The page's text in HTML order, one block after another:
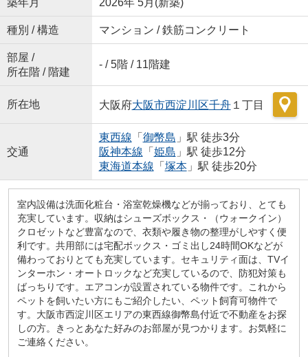
築年月 2026年 5月(新築)
種別 / 構造 マンション / 鉄筋コンクリート
部屋 /
所在階 / 階建
- / 5階 / 11階建
所在地 大阪府大阪市西淀川区千舟１丁目
交通
東西線 「 御幣島 」駅 徒歩3分
阪神本線 「 姫島 」駅 徒歩12分
東海道本線 「 塚本」駅 徒歩20分
室内設備は洗面化粧台・浴室乾燥機などが揃っており、とても
充実しています。収納はシューズボックス・（ウォークイン）
クロゼットなど豊富なので、衣類や履き物の整理がしやすく便
利です。共用部には宅配ボックス・ゴミ出し24時間OKなどが
備わっておりとても充実しています。セキュリティ面は、TVイ
ンターホン・オートロックなど充実しているので、防犯対策も
ばっちりです。エアコンが設置されている物件です。これから
ペットを飼いたい方にもご紹介したい、ペット飼育可物件で
す。大阪市西淀川区エリアの東西線御幣島付近で不動産をお探
しの方。きっとあなた好みのお部屋が見つかります。お気軽に
ご連絡ください。